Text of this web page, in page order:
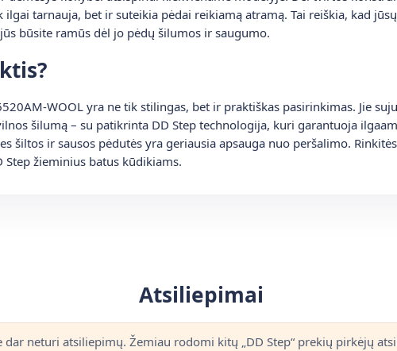
tarnauja, bet ir suteikia pėdai reikiamą atramą. Tai reiškia, kad
būsite ramūs dėl jo pėdų šilumos ir saugumo.
WOOL yra ne tik stilingas, bet ir praktiškas pasirinkimas. Jie
šilumą – su patikrinta DD Step technologija, kuri garantuoja
šiltos ir sausos pėdutės yra geriausia apsauga nuo peršalimo.
Step žieminius batus kūdikiams.
Atsiliepimai
dar neturi atsiliepimų. Žemiau rodomi kitų „DD Step“ prekių pirkėjų